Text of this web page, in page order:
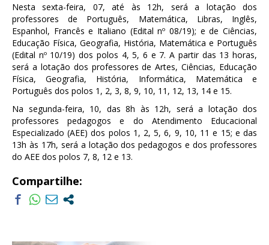
Nesta sexta-feira, 07, até às 12h, será a lotação dos
professores de Português, Matemática, Libras, Inglês,
Espanhol, Francês e Italiano (Edital nº 08/19); e de Ciências,
Educação Física, Geografia, História, Matemática e Português
(Edital nº 10/19) dos polos 4, 5, 6 e 7. A partir das 13 horas,
será a lotação dos professores de Artes, Ciências, Educação
Física, Geografia, História, Informática, Matemática e
Português dos polos 1, 2, 3, 8, 9, 10, 11, 12, 13, 14 e 15.
Na segunda-feira, 10, das 8h às 12h, será a lotação dos
professores pedagogos e do Atendimento Educacional
Especializado (AEE) dos polos 1, 2, 5, 6, 9, 10, 11 e 15; e das
13h às 17h, será a lotação dos pedagogos e dos professores
do AEE dos polos 7, 8, 12 e 13.
Compartilhe: